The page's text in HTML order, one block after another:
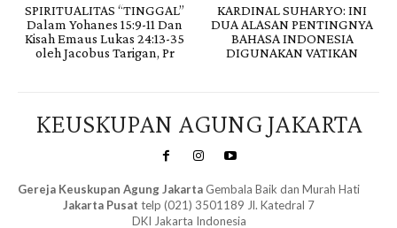
SPIRITUALITAS “TINGGAL”
Dalam Yohanes 15:9-11 Dan
Kisah Emaus Lukas 24:13-35
oleh Jacobus Tarigan, Pr
KARDINAL SUHARYO: INI
DUA ALASAN PENTINGNYA
BAHASA INDONESIA
DIGUNAKAN VATIKAN
KEUSKUPAN AGUNG JAKARTA
Gereja Keuskupan Agung Jakarta Gembala Baik dan Murah Hati
Jakarta Pusat telp (021) 3501189 Jl. Katedral 7
DKI Jakarta Indonesia